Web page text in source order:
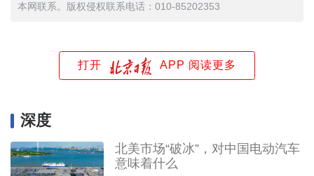
本网联系。版权侵权联系电话：010-85202353
打开 APP 阅读更多
深度
北美市场“破冰”，对中国电动汽车
意味着什么